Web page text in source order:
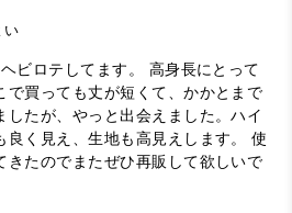
い
ビロテしてます。 高身長にとって
で買っても丈が短くて、かかとまで
したが、やっと出会えました。ハイ
良く見え、生地も高見えします。 使
きたのでまたぜひ再販して欲しいで